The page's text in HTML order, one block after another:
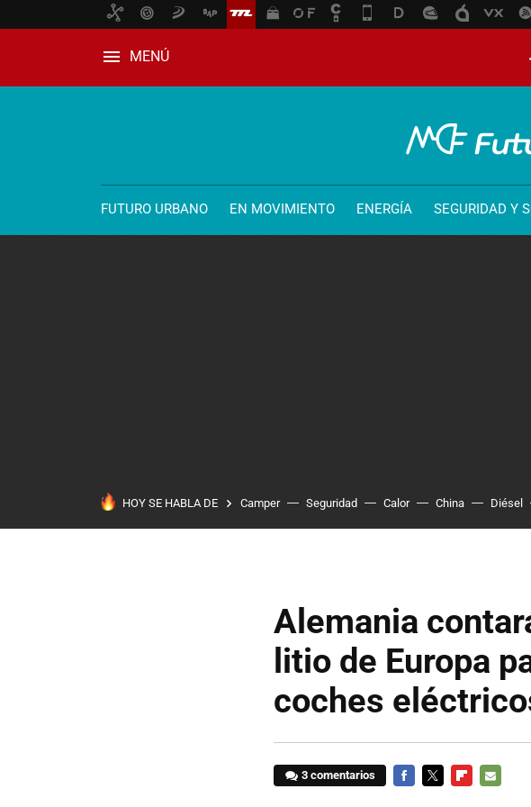
MENÚ
FUTURO URBANO EN MOVIMIENTO ENERGÍA SEGURIDAD Y
HOY SE HABLA DE Camper Seguridad Calor China Diésel
Alemania
litio de Europa
coches
3 comentarios